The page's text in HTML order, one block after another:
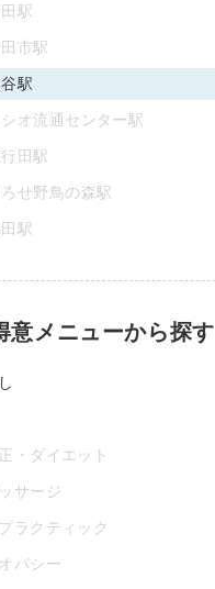
駅
市駅
駅
シオ流通センター駅
田駅
せ野鳥の森駅
駅
意メニューから探す
・ダイエット
サージ
ラクティック
パシー